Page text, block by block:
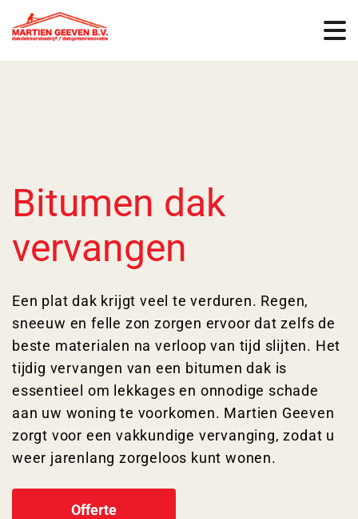
Bitumen dak
vervangen
Een plat dak krijgt veel te verduren. Regen,
sneeuw en felle zon zorgen ervoor dat zelfs de
beste materialen na verloop van tijd slijten. Het
tijdig vervangen van een bitumen dak is
essentieel om lekkages en onnodige schade
aan uw woning te voorkomen. Martien Geeven
zorgt voor een vakkundige vervanging, zodat u
weer jarenlang zorgeloos kunt wonen.
Offerte